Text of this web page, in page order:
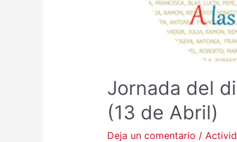
Jornada del
(13 de Abril)
Deja un comentario /